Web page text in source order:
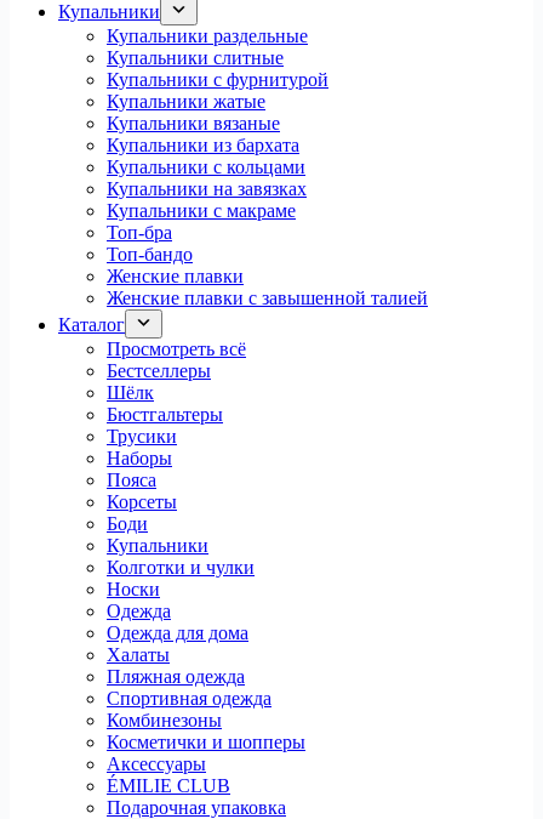
Купальники
Купальники раздельные
Купальники слитные
Купальники с фурнитурой
Купальники жатые
Купальники вязаные
Купальники из бархата
Купальники с кольцами
Купальники на завязках
Купальники с макраме
Топ-бра
Топ-бандо
Женские плавки
Женские плавки с завышенной талией
Каталог
Просмотреть всё
Бестселлеры
Шёлк
Бюстгальтеры
Трусики
Наборы
Пояса
Корсеты
Боди
Купальники
Колготки и чулки
Носки
Одежда
Одежда для дома
Халаты
Пляжная одежда
Спортивная одежда
Комбинезоны
Косметички и шопперы
Аксессуары
ÉMILIE CLUB
Подарочная упаковка